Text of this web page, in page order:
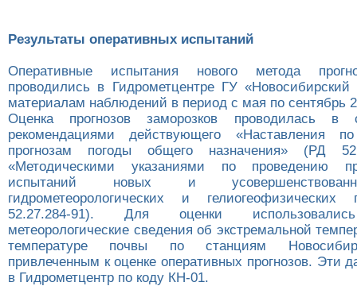
Результаты оперативных испытаний
Оперативные испытания нового метода
проводились в Гидрометцентре ГУ
материалам наблюдений в период с мая по сентябрь
Оценка прогнозов заморозков проводилась в
рекомендациями действующего «Наставления по
прогнозам погоды общего назначения» (РД
«Методическими указаниями по проведению
испытаний новых и
гидрометеорологических и гелиогеофизических
52.27.284-91). Для оценки
метеорологические сведения об экстремальной
температуре почвы по станциям
привлеченным к оценке оперативных прогнозов. Эти
в Гидрометцентр по коду КН-01.